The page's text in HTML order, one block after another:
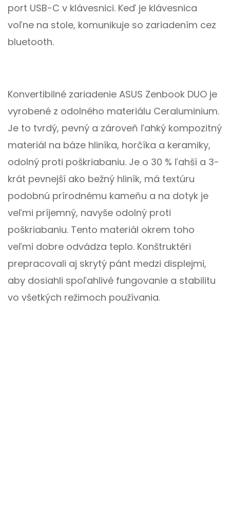
port USB-C v klávesnici. Keď je klávesnica
voľne na stole, komunikuje so zariadením cez
bluetooth.
Konvertibilné zariadenie ASUS Zenbook DUO je
vyrobené z odolného materiálu Ceraluminium.
Je to tvrdý, pevný a zároveň ľahký kompozitný
materiál na báze hliníka, horčíka a keramiky,
odolný proti poškriabaniu. Je o 30 % ľahší a 3-
krát pevnejší ako bežný hliník, má textúru
podobnú prírodnému kameňu a na dotyk je
veľmi príjemný, navyše odolný proti
poškriabaniu. Tento materiál okrem toho
veľmi dobre odvádza teplo. Konštruktéri
prepracovali aj skrytý pánt medzi displejmi,
aby dosiahli spoľahlivé fungovanie a stabilitu
vo všetkých režimoch používania.